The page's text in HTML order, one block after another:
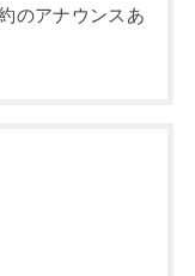
のアナウンスあ